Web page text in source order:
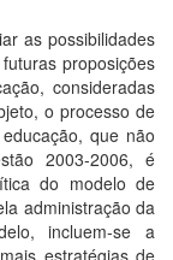
as possibilidades
proposições
consideradas
o processo de
que não
2003-2006, é
do modelo de
administração da
incluem-se a
estratégias de